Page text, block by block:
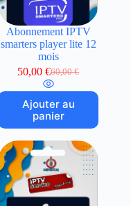
Abonnement IPTV
smarters player lite 12
mois
60,00€
50,00€
Ajouter au
panier